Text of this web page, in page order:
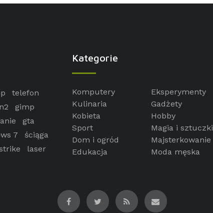
telefon
gimp
gta
7
ściąga
laser
Kategorie
Komputery
Kulinaria
Kobieta
Sport
Dom i ogród
Edukacja
Eksperymenty
Gadżety
Hobby
Magia i sztuczki
Majsterkowanie
Moda męska